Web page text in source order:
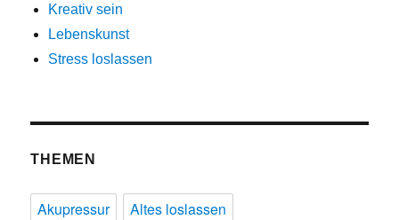
Kreativ sein
Lebenskunst
Stress loslassen
THEMEN
Akupressur
Altes loslassen